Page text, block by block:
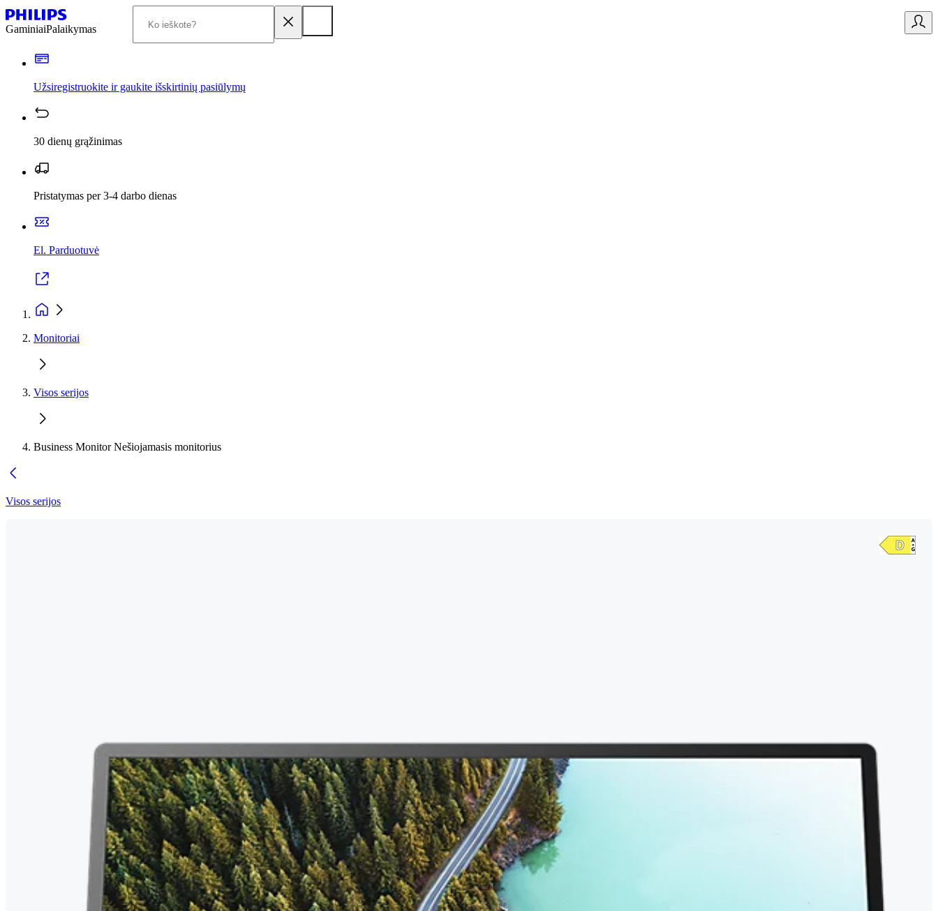
GaminiaiPalaikymas
Užsiregistruokite ir gaukite išskirtinių pasiūlymų
30 dienų grąžinimas
Pristatymas per 3-4 darbo dienas
El. Parduotuvė
Monitoriai
Visos serijos
Business Monitor Nešiojamasis monitorius
Visos serijos